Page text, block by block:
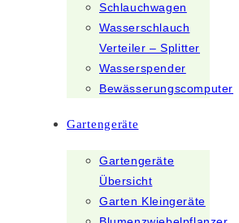
Schlauchwagen
Wasserschlauch
Verteiler – Splitter
Wasserspender
Bewässerungscomputer
Gartengeräte
Gartengeräte
Übersicht
Garten Kleingeräte